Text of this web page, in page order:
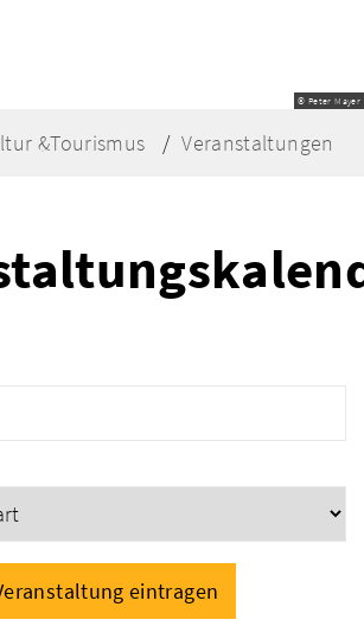
© Peter Mayer
&Tourismus Veranstaltungen
eintragen